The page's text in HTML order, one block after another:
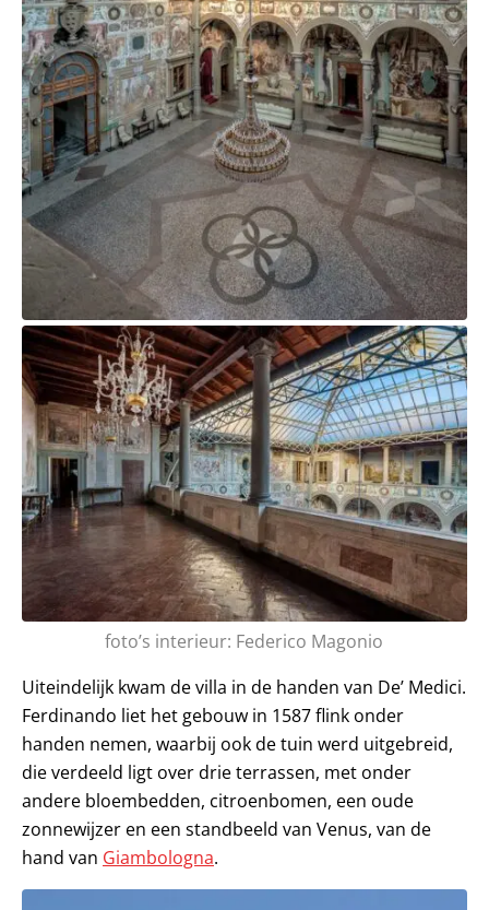
foto’s interieur: Federico Magonio
Uiteindelijk kwam de villa in de handen van De’ Medici.
Ferdinando liet het gebouw in 1587 flink onder
handen nemen, waarbij ook de tuin werd uitgebreid,
die verdeeld ligt over drie terrassen, met onder
andere bloembedden, citroenbomen, een oude
zonnewijzer en een standbeeld van Venus, van de
hand van Giambologna.